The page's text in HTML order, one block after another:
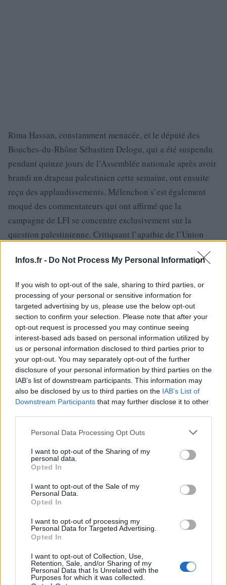
Infos.fr - Do Not Process My Personal Information
If you wish to opt-out of the sale, sharing to third parties, or
processing of your personal or sensitive information for
targeted advertising by us, please use the below opt-out
section to confirm your selection. Please note that after your
opt-out request is processed you may continue seeing
interest-based ads based on personal information utilized by
us or personal information disclosed to third parties prior to
your opt-out. You may separately opt-out of the further
disclosure of your personal information by third parties on the
IAB’s list of downstream participants. This information may
also be disclosed by us to third parties on the IAB’s List of
Downstream Participants that may further disclose it to other
Please note that this website/app uses one or more Google
not limited to your visit or usage behaviour. You may click to
grant or deny consent to Google and its third-party tags to
use your data for below specified purposes in below Google
consent section.
Personal Data Processing Opt Outs
I want to opt-out of the Sharing of my
personal data.
Opted In
I want to opt-out of the Sale of my
Personal Data.
Opted In
I want to opt-out of processing my
Personal Data for Targeted Advertising.
Opted In
I want to opt-out of Collection, Use,
Retention, Sale, and/or Sharing of my
Personal Data that Is Unrelated with the
Purposes for which it was collected.
Rima Hassan, constamment menacée, et le député des
Bouches-du-Rhône Sébastien Delogu, qui a été suspendu
pendant quinze jours de l’Assemblée nationale après avoir
brandi un drapeau palestinien cette semaine, ont ensuite
reçu des applaudissements. Mélenchon s’est également
moqué des commentateurs qui ont affirmé que la
campagne de LFI se concentre exclusivement sur la
question palestinienne. Critiquant l’apathie de l’Union
suspendre l’accord de coopération UE-Israël, il souligne :
sujet quelconque. Comme Rima l’a souligné, c’est une
question européenne. »
Mélenchon a par la suite demandé à plusieurs reprises un
embargo sur les armes expédiées à Israël et a plaidé pour
un cessez-le-feu, en argumentant : « Non, la guerre n’est
pas la seule solution. Ce bain de sang doit prendre fin ! ».
M. Mélenchon a ironiquement souligné que toute
objection posée semble automatiquement être étiquetée
‘club’ englobe maintenant le pape, l’ONU et de
nombreuses personnalités respectées, malgré les
allégations de ses critiques qui l’accusent d’entretenir une
antisémites de temps en temps. Il a exprimé des critiques
envers le Conseil représentatif des institutions juives de
France, en désaccord avec l’embargo sur les armes
vendues à Israël, ainsi que les opinions de Meyer Habib, le
l’étranger comprenant Israël et les territoires palestiniens.
Habib nie la colonisation israélienne, et son nom a été